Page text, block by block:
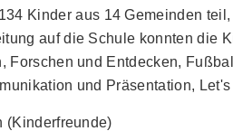
Kinder aus 14 Gemeinden
auf die Schule konnten die
Forschen und Entdecken,
und Präsentation,
(Kinderfreunde)